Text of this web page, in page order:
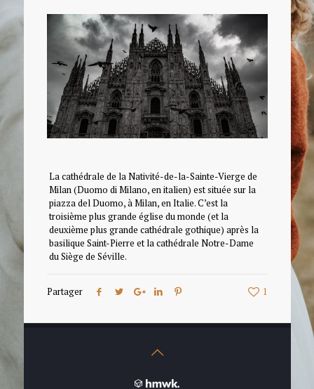
La cathédrale de la Nativité-de-la-Sainte-Vierge de
Milan (Duomo di Milano, en italien) est située sur la
piazza del Duomo, à Milan, en Italie. C’est la
troisième plus grande église du monde (et la
deuxième plus grande cathédrale gothique) après la
basilique Saint-Pierre et la cathédrale Notre-Dame
du Siège de Séville.
Partager 1